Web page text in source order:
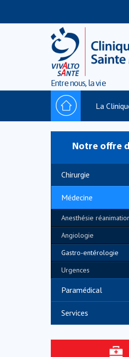
Entre nous, la vie
La
Notre offre
Chirurgie
Médecine
Anesthésie
Angiologie
Gastro-entérologie
Urgences
Paramédical
Services